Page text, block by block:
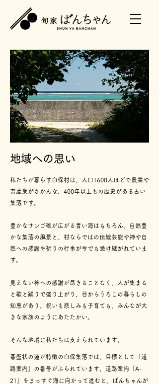
地域への思い
私たちが暮らす白保村は、人口1600人ほどで農業や
畜産業がさかんな、400年以上もの歴史がある古い
集落です。
豊かなサンゴ礁が広がる青い海はもちろん、自然豊
かな集落の風景と、村ならではの伝統芸能や神や自
然への感謝や祈りの行事が今でも受け継がれていま
す。
見えない神への感謝が尽きることなく、人が集まる
と歌と踊りで盛り上がり、目からうろこの暮らしの
知恵があり。祝いも悲しみも子育ても、みんなが大
きな家族のようにあたたかい。
​そんな地域に私たちは支えられています。
碁盤状の道が特徴の白保集落では、目標として「道
路案内」の番号がふられています。道路案内「A-
21」をまっすぐ海に向かって進むと、ばんちゃんが